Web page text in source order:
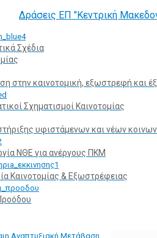
Δράσεις ΕΠ "Κεντρική
Σχέδια
στην καινοτομική, εξωστρεφή και
Σχηματισμοί Καινοτομίας
υφιστάμενων και νέων
ΝΘΕ για ανέργους ΠΚΜ
Kαινοτομίας & Εξωστρέφειας
Αναπτυξιακή Μετάβαση